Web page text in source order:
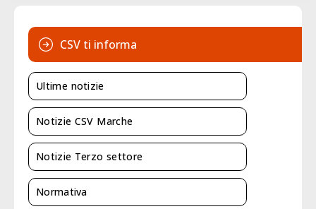
CSV ti informa
Ultime notizie
Notizie CSV Marche
Notizie Terzo settore
Normativa